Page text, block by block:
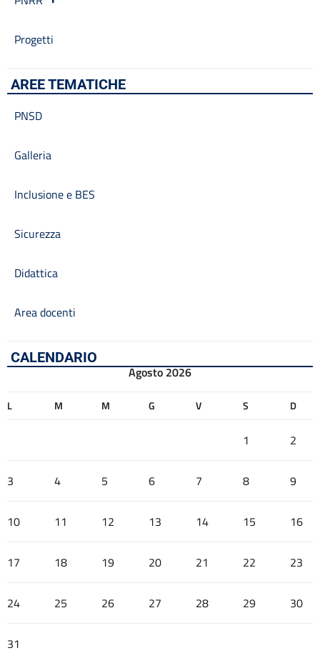
Progetti
AREE TEMATICHE
PNSD
Galleria
Inclusione e BES
Sicurezza
Didattica
Area docenti
CALENDARIO
Agosto 2026
L M M G V S D
1 2
3 4 5 6 7 8 9
10 11 12 13 14 15 16
17 18 19 20 21 22 23
24 25 26 27 28 29 30
31